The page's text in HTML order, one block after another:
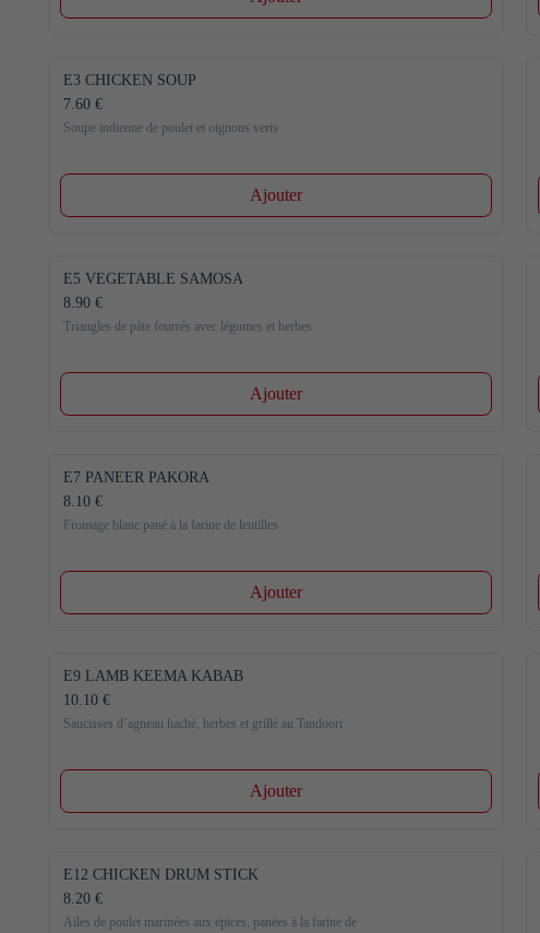
E3 CHICKEN SOUP
7.60 €
Soupe indienne de poulet et oignons verts
Ajouter
E5 VEGETABLE SAMOSA
8.90 €
Triangles de pâte fourrés avec légumes et herbes
Ajouter
E7 PANEER PAKORA
8.10 €
Fromage blanc pané à la farine de lentilles
Ajouter
E9 LAMB KEEMA KABAB
10.10 €
Saucisses d’agneau haché, herbes et grillé au Tandoori
Ajouter
E12 CHICKEN DRUM STICK
8.20 €
Ailes de poulet marinées aux épices, panées à la farine de